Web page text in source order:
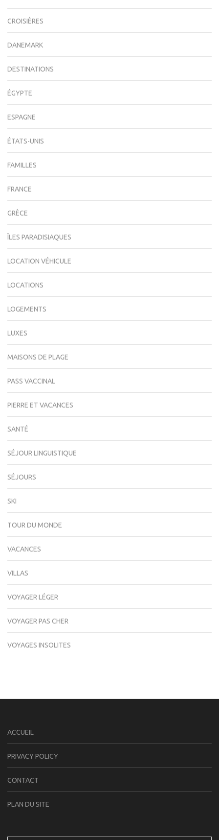
CROISIÈRES
DANEMARK
DESTINATIONS
ÉGYPTE
ESPAGNE
ÉTATS-UNIS
FAMILLES
FRANCE
GRÈCE
ÎLES PARADISIAQUES
LOCATION VÉHICULE
LOCATIONS
LOGEMENTS
LUXES
MAISONS DE PLAGE
PASS VACCINAL
PIERRE ET VACANCES
SANTÉ
SÉJOUR LINGUISTIQUE
SÉJOURS
SKI
TOUR DU MONDE
VACANCES
VILLAS
VOYAGER LÉGER
VOYAGER PAS CHER
VOYAGES INSOLITES
ACCUEIL
PRIVACY POLICY
CONTACT
PLAN DU SITE